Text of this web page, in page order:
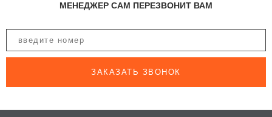
МЕНЕДЖЕР САМ ПЕРЕЗВОНИТ ВАМ
ЗАКАЗАТЬ ЗВОНОК